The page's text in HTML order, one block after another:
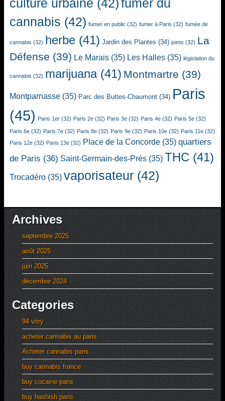
culture urbaine (42)fumer du
cannabis (42) fumer en public (32) fumer à Paris (32) fumée de
cannabis (32) herbe (41) Jardin des Plantes (34) joints (32) La
Défense (39) Le Marais (35) Les Halles (35) législation du
cannabis (32) marijuana(41) Montmartre (39)
Montparnasse (35) Parc des Buttes-Chaumont (34) Paris
(45) Paris 1er (32) Paris 2e (32) Paris 3e (32) Paris 4e (32) Paris 5e (32)
Paris 6e (32) Paris 7e (32) Paris 8e (32) Paris 9e (32) Paris 10e (32) Paris 11e (32)
Paris 12e (32) Paris 13e (32) Place de la Concorde (35) quartiers
de Paris (36) Saint-Germain-des-Prés (35) THC (41)
Trocadéro (35) vaporisateur (42)
Archives
septembre 2025
août 2025
juin 2025
décembre 2024
Categories
94 vitry
acheter cannabis au paris
Acheter cannabis paris
buy cannabis france
buy cocaine paris
buy hashish paris